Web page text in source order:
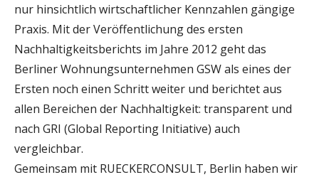
nur hinsichtlich wirtschaftlicher Kennzahlen gängige
Praxis. Mit der Veröffentlichung des ersten
Nachhaltigkeitsberichts im Jahre 2012 geht das
Berliner Wohnungsunternehmen GSW als eines der
Ersten noch einen Schritt weiter und berichtet aus
allen Bereichen der Nachhaltigkeit: transparent und
nach GRI (Global Reporting Initiative) auch
vergleichbar.
Gemeinsam mit RUECKERCONSULT, Berlin haben wir